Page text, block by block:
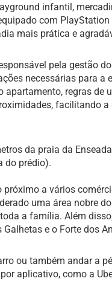
infantil,
com
mais prática e
pela gestão
necessárias para a
regras de
facilitando a
da praia da
do prédio).
a vários
uma área nobre
a família. Além
e o Forte dos
ou também andar a
aplicativo, como a